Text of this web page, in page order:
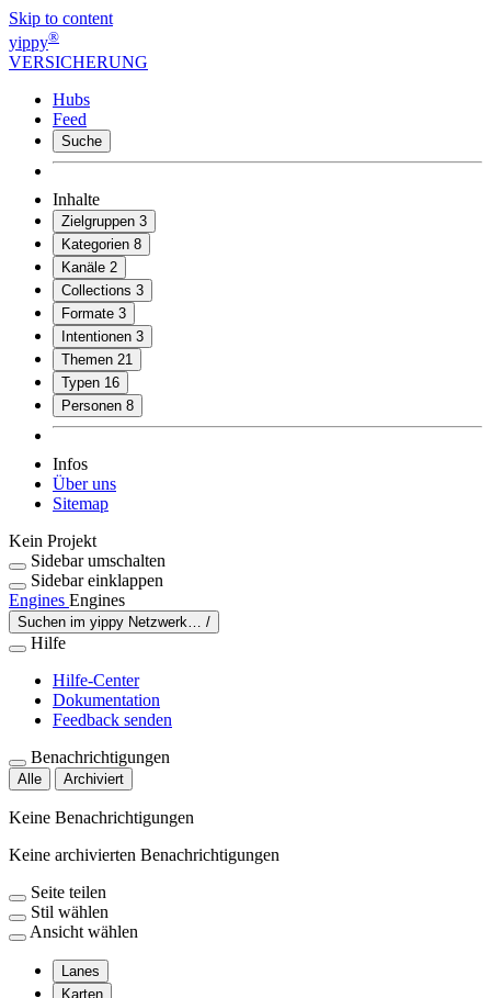
Skip to content
yippy®
VERSICHERUNG
Hubs
Feed
Suche
Inhalte
Zielgruppen 3
Kategorien 8
Kanäle 2
Collections 3
Formate 3
Intentionen 3
Themen 21
Typen 16
Personen 8
Infos
Über uns
Sitemap
Kein Projekt
Sidebar umschalten
Sidebar einklappen
Engines Engines
Suchen im yippy Netzwerk… /
Hilfe
Hilfe-Center
Dokumentation
Feedback senden
Benachrichtigungen
Alle Archiviert
Keine Benachrichtigungen
Keine archivierten Benachrichtigungen
Seite teilen
Stil wählen
Ansicht wählen
Lanes
Karten